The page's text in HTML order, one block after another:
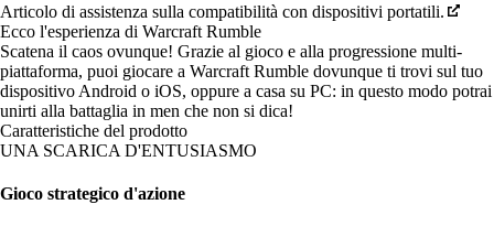
Articolo di assistenza sulla compatibilità con dispositivi portatili.
Ecco l'esperienza di Warcraft Rumble
Scatena il caos ovunque! Grazie al gioco e alla progressione multi-
piattaforma, puoi giocare a Warcraft Rumble dovunque ti trovi sul tuo
dispositivo Android o iOS, oppure a casa su PC: in questo modo potrai
unirti alla battaglia in men che non si dica!
Caratteristiche del prodotto
UNA SCARICA D'ENTUSIASMO
Gioco strategico d'azione